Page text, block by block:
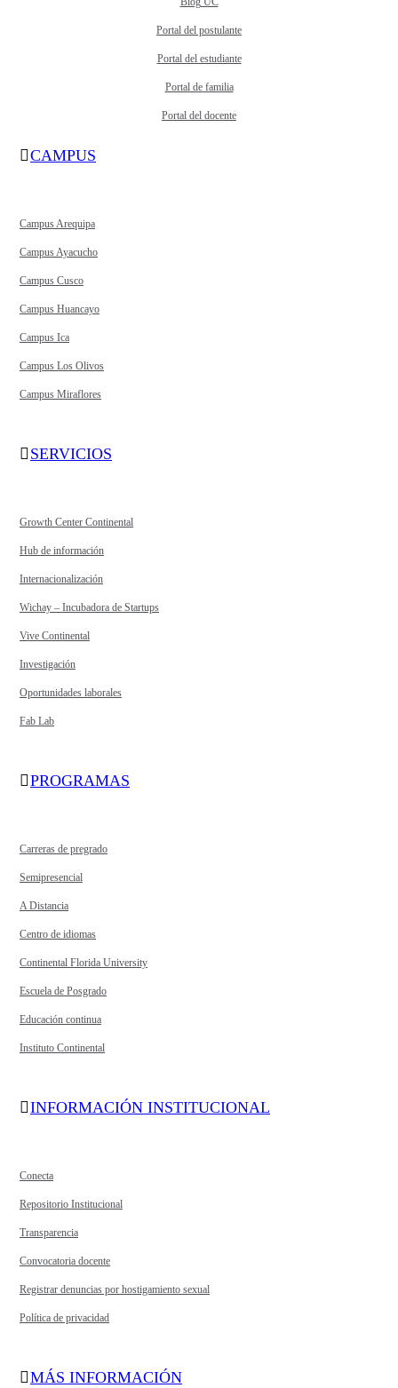
Portal del postulante
Portal del estudiante
Portal de familia
Portal del docente
CAMPUS
Campus Arequipa
Campus Ayacucho
Campus Cusco
Campus Huancayo
Campus Ica
Campus Los Olivos
Campus Miraflores
SERVICIOS
Growth Center Continental
Hub de información
Internacionalización
Wichay – Incubadora de Startups
Vive Continental
Investigación
Oportunidades laborales
Fab Lab
PROGRAMAS
Carreras de pregrado
Semipresencial
A Distancia
Centro de idiomas
Continental Florida University
Escuela de Posgrado
Educación continua
Instituto Continental
INFORMACIÓN INSTITUCIONAL
Conecta
Repositorio Institucional
Transparencia
Convocatoria docente
Registrar denuncias por hostigamiento sexual
Política de privacidad
MÁS INFORMACIÓN